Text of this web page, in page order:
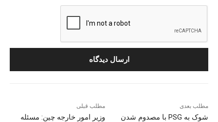
مطلب قبلی
وزیر امور خارجه چین: مسئله
مطلب بعدی
شوک به PSG با مصدوم شدن